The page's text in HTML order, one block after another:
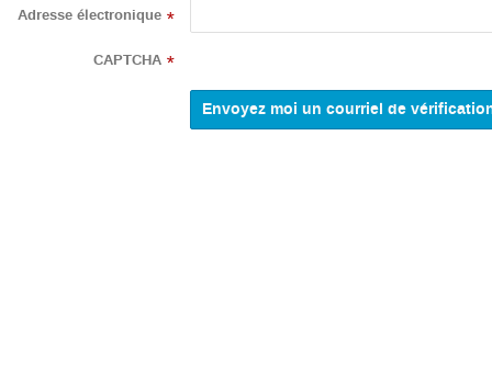
Adresse électronique *
CAPTCHA *